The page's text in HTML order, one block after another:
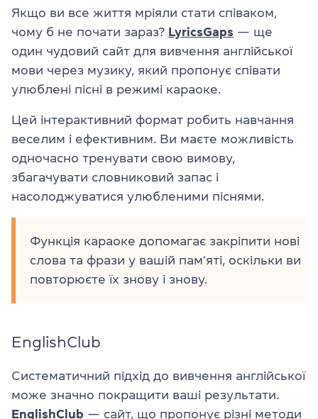
Якщо ви все життя мріяли стати співаком,
чому б не почати зараз? LyricsGaps — ще
один чудовий сайт для вивчення англійської
мови через музику, який пропонує співати
улюблені пісні в режимі караоке.
Цей інтерактивний формат робить навчання
веселим і ефективним. Ви маєте можливість
одночасно тренувати свою вимову,
збагачувати словниковий запас і
насолоджуватися улюбленими піснями.
Функція караоке допомагає закріпити нові
слова та фрази у вашій пам'яті, оскільки ви
повторюєте їх знову і знову.
EnglishClub
Систематичний підхід до вивчення англійської
може значно покращити ваші результати.
EnglishClub — сайт, що пропонує різні методи